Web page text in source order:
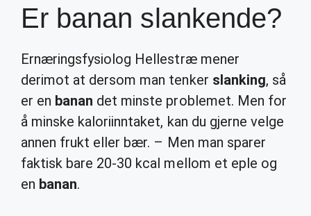
Er banan slankende?
Ernæringsfysiolog Hellestræ mener
derimot at dersom man tenker slanking, så
er en banan det minste problemet. Men for
å minske kaloriinntaket, kan du gjerne velge
annen frukt eller bær. – Men man sparer
faktisk bare 20-30 kcal mellom et eple og
en banan.